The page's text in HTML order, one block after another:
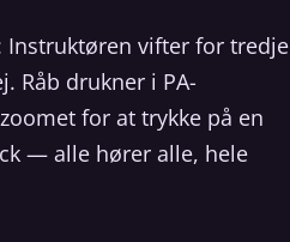
vifter for tredje
Råb drukner i PA-
for at trykke på en
— alle hører alle, hele